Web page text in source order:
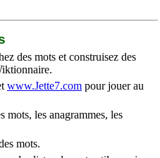
des mots et construisez des
www.Jette7.com pour jouer au
mots, les anagrammes, les
mots.